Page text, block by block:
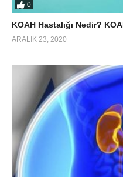
0
KOAH Hastalığı Nedir?
ARALIK 23, 2020